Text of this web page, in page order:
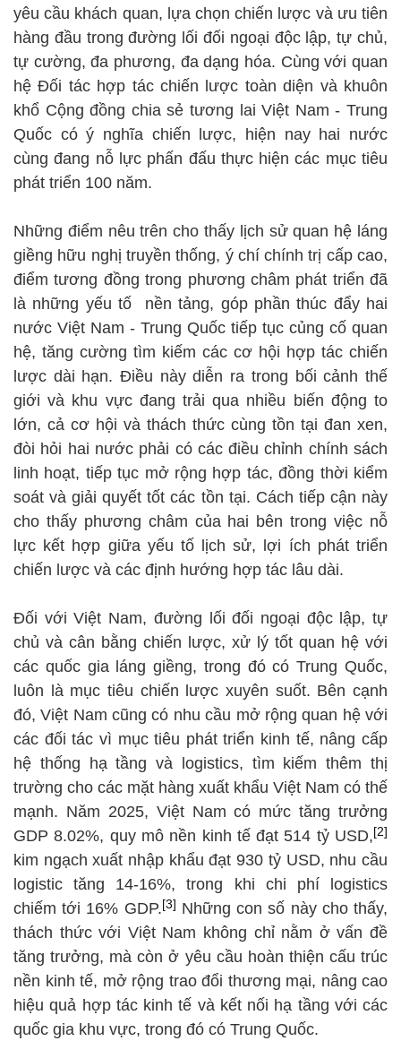
yêu cầu khách quan, lựa chọn chiến lược và ưu tiên
hàng đầu trong đường lối đối ngoại độc lập, tự chủ,
tự cường, đa phương, đa dạng hóa. Cùng với quan
hệ Đối tác hợp tác chiến lược toàn diện và khuôn
khổ Cộng đồng chia sẻ tương lai Việt Nam - Trung
Quốc có ý nghĩa chiến lược, hiện nay hai nước
cùng đang nỗ lực phấn đấu thực hiện các mục tiêu
phát triển 100 năm.
Những điểm nêu trên cho thấy lịch sử quan hệ láng
giềng hữu nghị truyền thống, ý chí chính trị cấp cao,
điểm tương đồng trong phương châm phát triển đã
là những yếu tố nền tảng, góp phần thúc đẩy hai
nước Việt Nam - Trung Quốc tiếp tục củng cố quan
hệ, tăng cường tìm kiếm các cơ hội hợp tác chiến
lược dài hạn. Điều này diễn ra trong bối cảnh thế
giới và khu vực đang trải qua nhiều biến động to
lớn, cả cơ hội và thách thức cùng tồn tại đan xen,
đòi hỏi hai nước phải có các điều chỉnh chính sách
linh hoạt, tiếp tục mở rộng hợp tác, đồng thời kiểm
soát và giải quyết tốt các tồn tại. Cách tiếp cận này
cho thấy phương châm của hai bên trong việc nỗ
lực kết hợp giữa yếu tố lịch sử, lợi ích phát triển
chiến lược và các định hướng hợp tác lâu dài.
Đối với Việt Nam, đường lối đối ngoại độc lập, tự
chủ và cân bằng chiến lược, xử lý tốt quan hệ với
các quốc gia láng giềng, trong đó có Trung Quốc,
luôn là mục tiêu chiến lược xuyên suốt. Bên cạnh
đó, Việt Nam cũng có nhu cầu mở rộng quan hệ với
các đối tác vì mục tiêu phát triển kinh tế, nâng cấp
hệ thống hạ tầng và logistics, tìm kiếm thêm thị
trường cho các mặt hàng xuất khẩu Việt Nam có thế
mạnh. Năm 2025, Việt Nam có mức tăng trưởng
GDP 8.02%, quy mô nền kinh tế đạt 514 tỷ USD,[2]
kim ngạch xuất nhập khẩu đạt 930 tỷ USD, nhu cầu
logistic tăng 14-16%, trong khi chi phí logistics
chiếm tới 16% GDP.[3] Những con số này cho thấy,
thách thức với Việt Nam không chỉ nằm ở vấn đề
tăng trưởng, mà còn ở yêu cầu hoàn thiện cấu trúc
nền kinh tế, mở rộng trao đổi thương mại, nâng cao
hiệu quả hợp tác kinh tế và kết nối hạ tầng với các
quốc gia khu vực, trong đó có Trung Quốc.